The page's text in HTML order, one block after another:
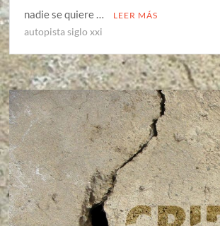
nadie se quiere …
LEER MÁS
autopista siglo xxi